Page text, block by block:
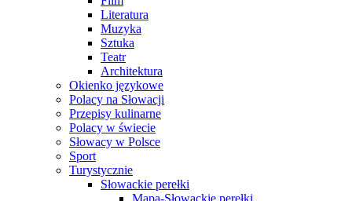
Literatura
Muzyka
Sztuka
Teatr
Architektura
Okienko językowe
Polacy na Słowacji
Przepisy kulinarne
Polacy w świecie
Słowacy w Polsce
Sport
Turystycznie
Słowackie perełki